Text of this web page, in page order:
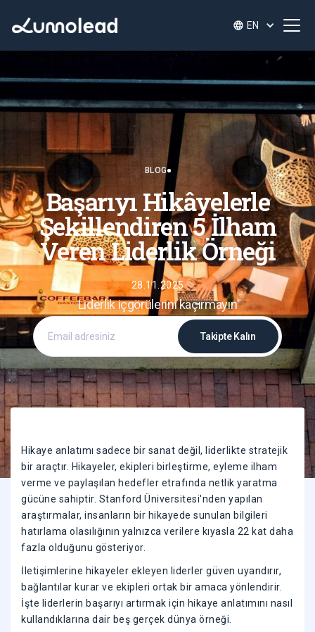
EN
BLOG
Başarıyı Hikâyelerle
Şekillendiren 5 İlham
Veren Liderlik Örneği
28.11.2025
Liderlik içgörülerini kaçırmayın
Hikaye anlatımı sadece bir sanat değil, liderlikte stratejik
bir araçtır. Hikayeler, ekipleri birleştirme, eyleme ilham
verme ve paylaşılan hedefler etrafında netlik yaratma
gücüne sahiptir. Stanford Üniversitesi'nden yapılan
araştırmalar, insanların bir hikayede sunulan bilgileri
hatırlama olasılığının yalnızca verilere kıyasla 22 kat daha
fazla olduğunu gösteriyor.
İletişimlerine hikayeler ekleyen liderler güven uyandırır,
bağlantılar kurar ve ekipleri ortak bir amaca yönlendirir.
İşte liderlerin başarıyı artırmak için hikaye anlatımını nasıl
kullandıklarına dair beş gerçek dünya örneği.